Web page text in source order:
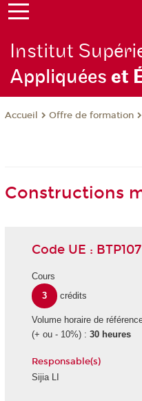
Institut
Appliquéeset
Accueil Offre de formation
Constructions
Code UE : BTP107
Cours
3
crédits
Volume horaire de
(+ ou - 10%) : 30 heures
Responsable(s)
Sijia LI